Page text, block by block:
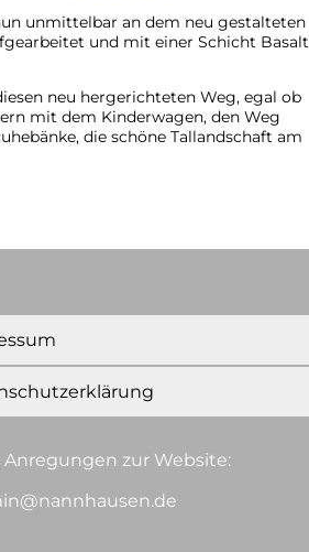
unmittelbar an dem neu gestalteten
und mit einer Schicht Basalt
neu hergerichteten Weg, egal ob
mit dem Kinderwagen, den Weg
die schöne Tallandschaft am
Anregungen zur Website: